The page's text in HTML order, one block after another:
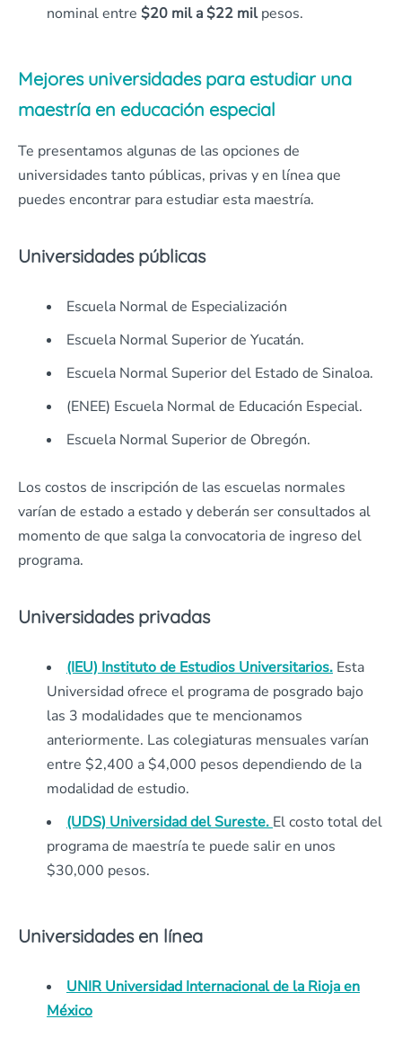
nominal entre $20 mil a $22 milpesos.
Mejores universidades para estudiar una
maestría en educación especial
Te presentamos algunas de las opciones de
universidades tanto públicas, privas y en línea que
puedes encontrar para estudiar esta maestría.
Universidades públicas
Escuela Normal de Especialización
Escuela Normal Superior de Yucatán.
Escuela Normal Superior del Estado de Sinaloa.
(ENEE) Escuela Normal de Educación Especial.
Escuela Normal Superior de Obregón.
Los costos de inscripción de las escuelas normales
varían de estado a estado y deberán ser consultados al
momento de que salga la convocatoria de ingreso del
programa.
Universidades privadas
(IEU) Instituto de Estudios Universitarios. Esta
Universidad ofrece el programa de posgrado bajo
las 3 modalidades que te mencionamos
anteriormente. Las colegiaturas mensuales varían
entre $2,400 a $4,000 pesos dependiendo de la
modalidad de estudio.
(UDS) Universidad del Sureste. El costo total del
programa de maestría te puede salir en unos
$30,000 pesos.
Universidades en línea
UNIR Universidad Internacional de la Rioja en
México